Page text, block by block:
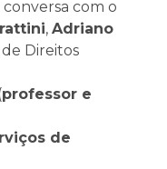
conversa com o
, Adriano
Direitos
professor e
de